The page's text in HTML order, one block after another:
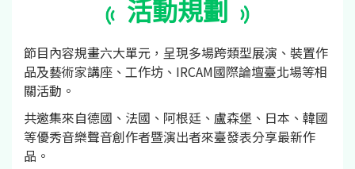
活動規劃
節目內容規畫六大單元，呈現多場跨類型展演、裝置作
品及藝術家講座、工作坊、IRCAM國際論壇臺北場等相
關活動。
共邀集來自德國、法國、阿根廷、盧森堡、日本、韓國
等優秀音樂聲音創作者暨演出者來臺發表分享最新作
品。